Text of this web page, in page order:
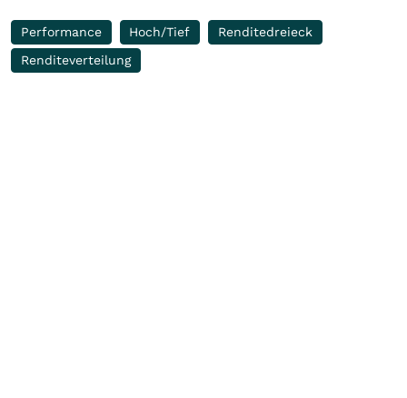
Performance Hoch/Tief
Renditedreieck
Renditeverteilung